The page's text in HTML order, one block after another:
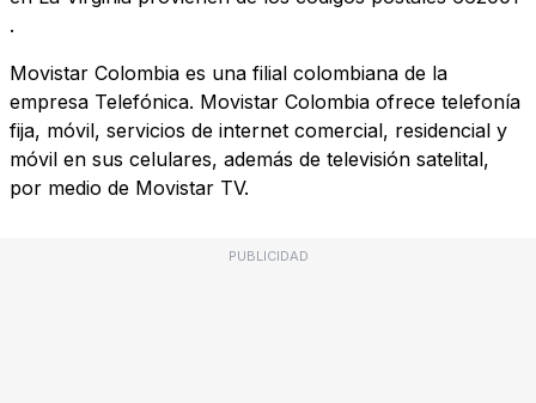
.
Movistar Colombia es una filial colombiana de la
empresa Telefónica. Movistar Colombia ofrece telefonía
fija, móvil, servicios de internet comercial, residencial y
móvil en sus celulares, además de televisión satelital,
por medio de Movistar TV.
PUBLICIDAD